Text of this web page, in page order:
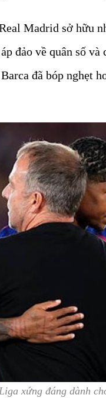
Madrid sở hữu
đảo về quân số
đã bóp nghẹt
xứng đáng dành